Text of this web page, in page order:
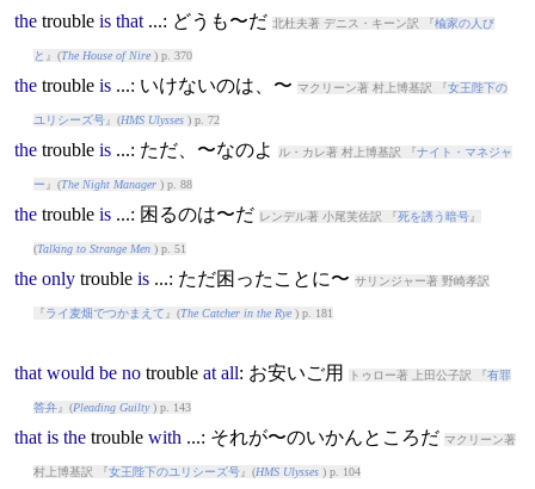
the trouble is that...: どうも〜だ 北杜夫著 デニス・キーン訳 『楡家の人び
と 』(The House of Nire) p. 370
the trouble is...: いけないのは、〜 マクリーン著 村上博基訳 『女王陛下の
ユリシーズ号』(HMS Ulysses) p. 72
the trouble is...: ただ、〜なのよ ル・カレ著 村上博基訳 『ナイト・マネジャ
ー 』(The Night Manager) p. 88
the trouble is...: 困るのは〜だ レンデル著 小尾芙佐訳 『死を誘う暗号』
(Talking to Strange Men) p. 51
the only trouble is...: ただ困ったことに〜 サリンジャー著 野崎孝訳
『ライ麦畑でつかまえて 』(The Catcher in the Rye) p. 181
that would be no trouble at all: お安いご用 トゥロー著 上田公子訳 『有罪
答弁』(Pleading Guilty) p. 143
that is the trouble with ...: それが〜のいかんところだ マクリーン著
村上博基訳 『女王陛下のユリシーズ号』(HMS Ulysses) p. 104